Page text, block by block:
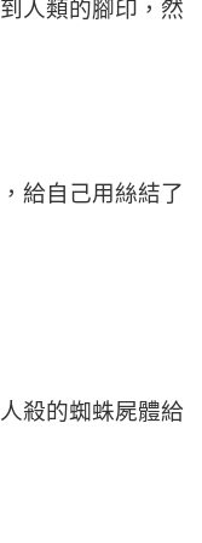
人類的腳印，然
給自己用絲結了
殺的蜘蛛屍體給